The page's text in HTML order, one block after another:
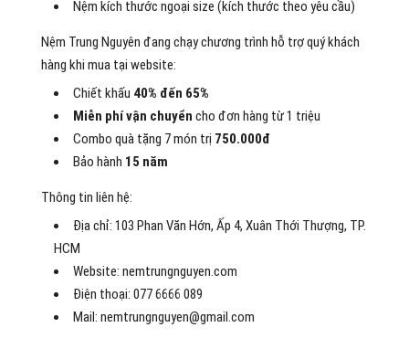
Nệm kích thước ngoại size (kích thước theo yêu cầu)
Nệm Trung Nguyên đang chạy chương trình hỗ trợ quý khách
hàng khi mua tại website:
Chiết khấu 40% đến 65%
Miễn phí vận chuyển cho đơn hàng từ 1 triệu
Combo quà tặng 7 món trị 750.000đ
Bảo hành 15 năm
Thông tin liên hệ:
Địa chỉ: 103 Phan Văn Hớn, Ấp 4, Xuân Thới Thượng, TP.
HCM
Website: nemtrungnguyen.com
Điện thoại: 077 6666 089
Mail: nemtrungnguyen@gmail.com